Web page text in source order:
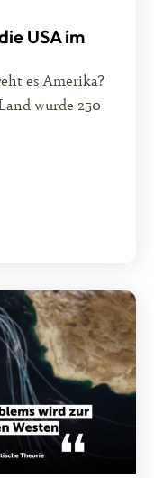
USA im
es Amerika?
wurde 250